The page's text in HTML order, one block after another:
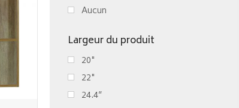
Aucun
Largeur du produit
20"
22"
24.4”